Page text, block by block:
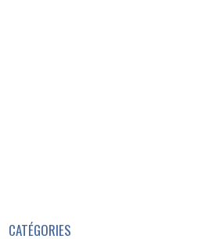
CATÉGORIES